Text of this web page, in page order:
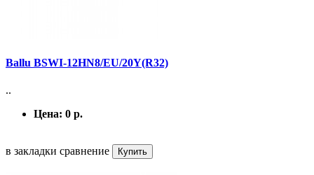
Ballu BSWI-12HN8/EU/20Y(R32)
..
Цена: 0 р.
в закладки сравнение Купить